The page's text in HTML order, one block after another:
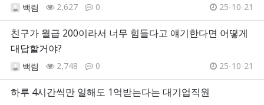
백림 2,627 0 25-10-21
친구가 월급 200이라서 너무 힘들다고 얘기한다면 어떻게
대답할거야?
백림 2,748 0 25-10-21
하루 4시간씩만 일해도 1억받는다는 대기업직원